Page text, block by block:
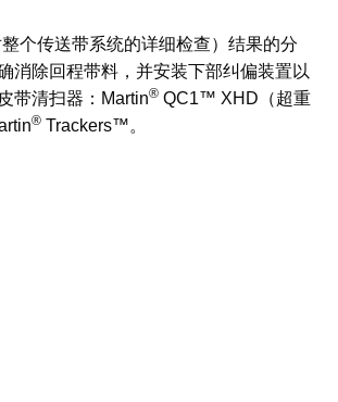
个传送带系统的详细检查）结果的分
消除回程带料，并安装下部纠偏装置以
带清扫器：Martin® QC1™ XHD（超重
® Trackers™。